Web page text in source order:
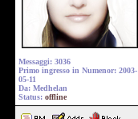
Messaggi: 3036
Primo ingresso in Numenor: 2003-
05-11
Da: Medhelan
Status: offline